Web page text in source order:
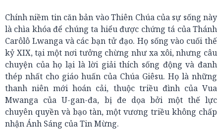
Chính niềm tin căn bản vào Thiên Chúa của sự sống này
là chìa khóa để chúng ta hiểu được chứng tá của Thánh
Carôlô Lwanga và các bạn tử đạo. Họ sống vào cuối thế
kỷ XIX, tại một nơi tưởng chừng như xa xôi, nhưng câu
chuyện của họ lại là lời giải thích sống động và đanh
thép nhất cho giáo huấn của Chúa Giêsu. Họ là những
thanh niên mới hoán cải, thuộc triều đình của Vua
Mwanga của U-gan-đa, bị đe dọa bởi một thế lực
chuyên quyền và bạo tàn, một vương triều không chấp
nhận Ánh Sáng của Tin Mừng.